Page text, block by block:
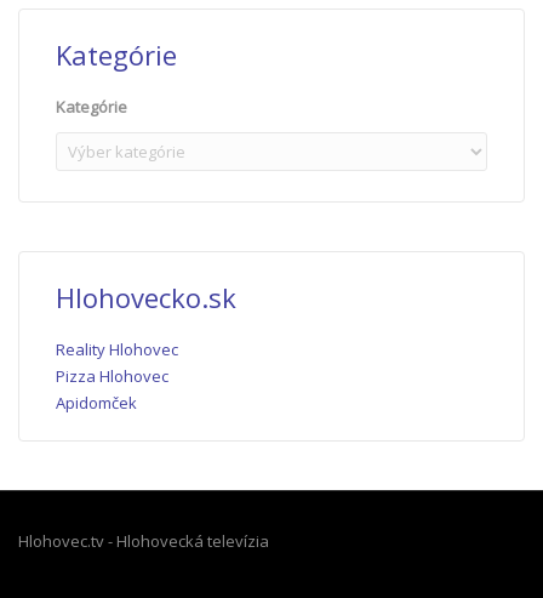
Kategórie
Kategórie
Hlohovecko.sk
Reality Hlohovec
Pizza Hlohovec
Apidomček
Hlohovec.tv - Hlohovecká televízia